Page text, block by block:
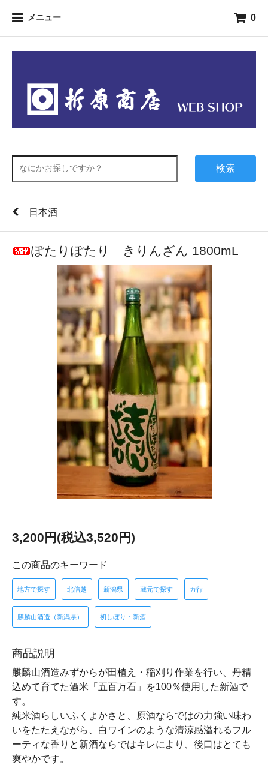
メニュー 0
検索
日本酒
ぽたりぽたり きりんざん 1800mL
3,200円(税込3,520円)
この商品のキーワード
地方で探す 北信越 新潟県 蔵元で探す カ行
麒麟山酒造（新潟県） 初しぼり・新酒
商品説明
麒麟山酒造みずからが田植え・稲刈り作業を行い、丹精
込めて育てた酒米「五百万石」を100％使用した新酒で
す。
純米酒らしいふくよかさと、原酒ならではの力強い味わ
いをたたえながら、白ワインのような清涼感溢れるフル
ーティな香りと新酒ならではキレにより、後口はとても
爽やかです。